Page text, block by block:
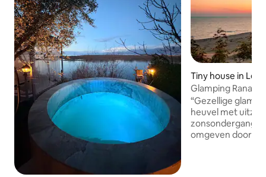
Tiny house in
Glamping Rana
“Gezellige
heuvel met
zonsondergang. Eenvoudig, natuurlijk,
omgeven door